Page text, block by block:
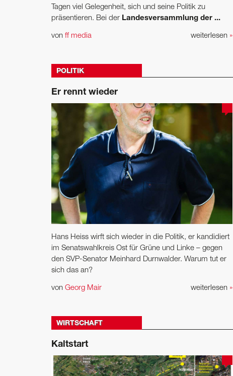
Tagen viel Gelegenheit, sich und seine Politik zu
präsentieren. Bei der Landesversammlung der ...
weiterlesen »
von ff media
POLITIK
Er rennt wieder
Hans Heiss wirft sich wieder in die Politik, er kandidiert
im Senatswahlkreis Ost für Grüne und Linke – gegen
den SVP-Senator Meinhard Durnwalder. Warum tut er
sich das an?
weiterlesen »
von Georg Mair
WIRTSCHAFT
Kaltstart